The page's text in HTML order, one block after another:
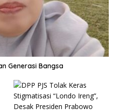
Generasi Bangsa